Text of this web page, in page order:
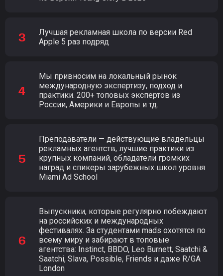
Лучшая рекламная школа по версии Red
Apple 5 раз подряд
Мы привносим на локальный рынок
международную экспертизу, подход и
практики. 200+ топовых экспертов из
России, Америки и Европы и тд.
Преподаватели — действующие владельцы
рекламных агентств, лучшие практики из
крупных компаний, обладатели громких
наград и спикеры зарубежных школ уровня
Miami Ad School
Выпускники, которые регулярно побеждают
на российских и международных
фестивалях. За студентами mads охотятся по
всему миру и забирают в топовые
агентства: Instinct, BBDO, Leo Burnett, Saatchi &
Saatchi, Slava, Possible, Friends и даже R/GA
London